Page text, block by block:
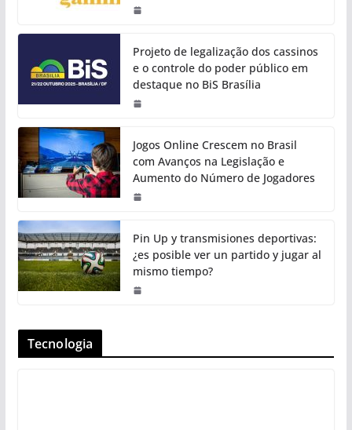
Projeto de legalização dos cassinos
e o controle do poder público em
destaque no BiS Brasília
Jogos Online Crescem no Brasil
com Avanços na Legislação e
Aumento do Número de Jogadores
Pin Up y transmisiones deportivas:
¿es posible ver un partido y jugar al
mismo tiempo?
Tecnologia